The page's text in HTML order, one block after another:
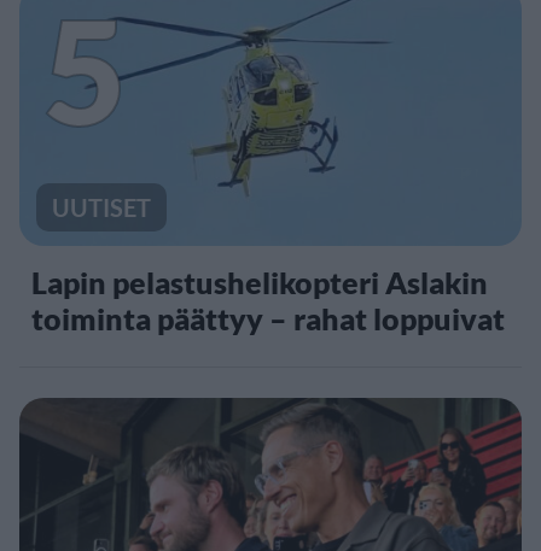
5
UUTISET
Lapin pelastushelikopteri Aslakin
toiminta päättyy – rahat loppuivat